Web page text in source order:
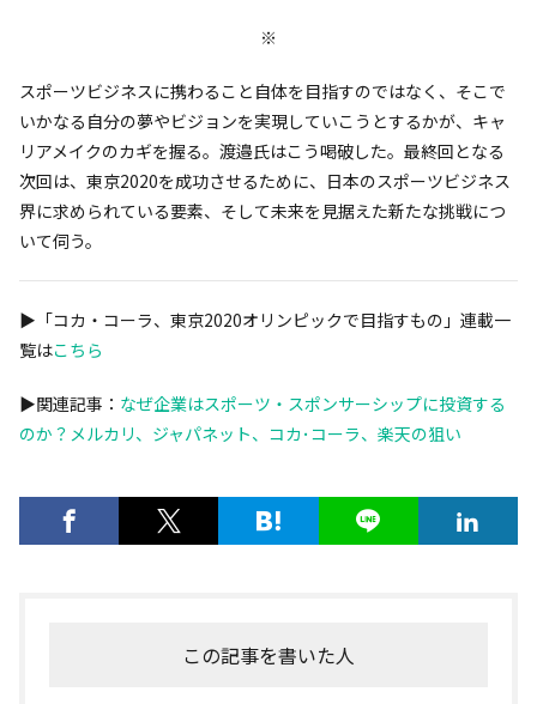
※
スポーツビジネスに携わること自体を目指すのではなく、そこで
いかなる自分の夢やビジョンを実現していこうとするかが、キャ
リアメイクのカギを握る。渡邉氏はこう喝破した。最終回となる
次回は、東京2020を成功させるために、日本のスポーツビジネス
界に求められている要素、そして未来を見据えた新たな挑戦につ
いて伺う。
▶︎「コカ・コーラ、東京2020オリンピックで目指すもの」連載一
覧はこちら
▶︎関連記事： なぜ企業はスポーツ・スポンサーシップに投資する
のか？メルカリ、ジャパネット、コカ･コーラ、楽天の狙い
この記事を書いた人